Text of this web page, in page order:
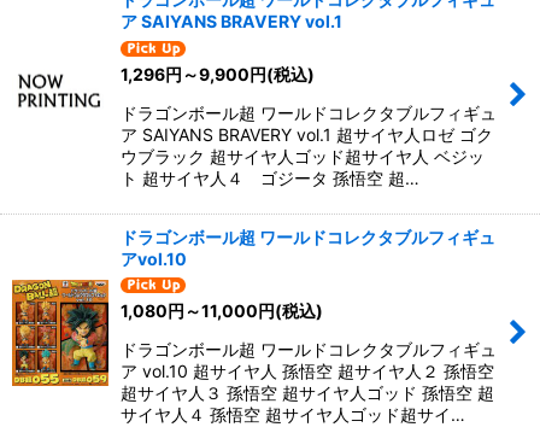
ア SAIYANS BRAVERY vol.1
1,296円 ～9,900円(税込)
ドラゴンボール超 ワールドコレクタブルフィギュ
ア SAIYANS BRAVERY vol.1 超サイヤ人ロゼ ゴク
ウブラック 超サイヤ人ゴッド超サイヤ人 ベジッ
ト 超サイヤ人４ ゴジータ 孫悟空 超…
ドラゴンボール超 ワールドコレクタブルフィギュ
アvol.10
1,080円 ～11,000円(税込)
ドラゴンボール超 ワールドコレクタブルフィギュ
ア vol.10 超サイヤ人 孫悟空 超サイヤ人２ 孫悟空
超サイヤ人３ 孫悟空 超サイヤ人ゴッド 孫悟空 超
サイヤ人４ 孫悟空 超サイヤ人ゴッド超サイ…